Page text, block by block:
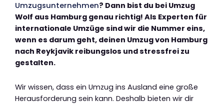
Umzugsunternehmen? Dann bist du bei Umzug
Wolf aus Hamburg genau richtig! Als Experten für
internationale Umzüge sind wir die Nummer eins,
wenn es darum geht, deinen Umzug von Hamburg
nach Reykjavik reibungslos und stressfrei zu
gestalten.
Wir wissen, dass ein Umzug ins Ausland eine große
Herausforderung sein kann. Deshalb bieten wir dir